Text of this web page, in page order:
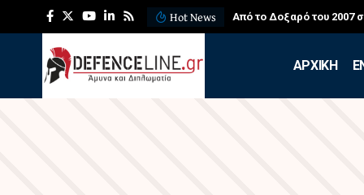
Hot News Από το Δοξαρό του 2007
APXIKH